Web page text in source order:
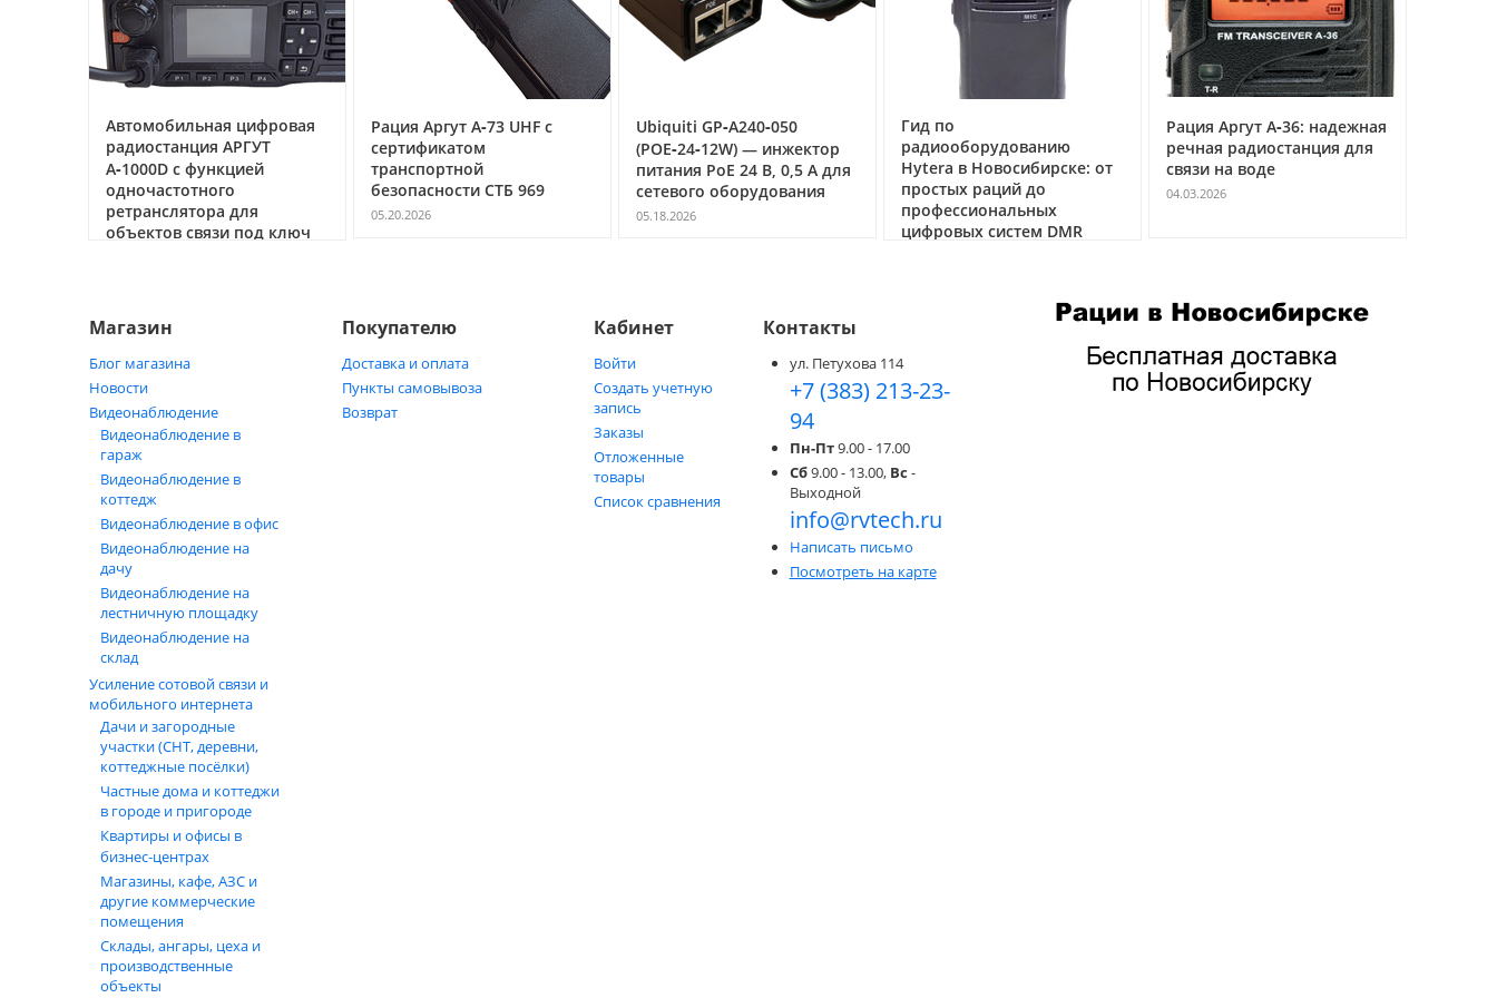
Автомобильная цифровая
радиостанция АРГУТ
А‑1000D с функцией
одночастотного
ретранслятора для
объектов связи под ключ
Рация Аргут А‑73 UHF с
сертификатом
транспортной
безопасности СТБ 969
05.20.2026
Ubiquiti GP‑A240‑050
(POE‑24‑12W) — инжектор
питания PoE 24 В, 0,5 А для
сетевого оборудования
05.18.2026
Гид по
радиооборудованию
Hytera в Новосибирске: от
простых раций до
профессиональных
цифровых систем DMR
Рация Аргут А‑36: надежная
речная радиостанция для
связи на воде
04.03.2026
Магазин
Блог магазина
Новости
Видеонаблюдение
Видеонаблюдение в
гараж
Видеонаблюдение в
коттедж
Видеонаблюдение в офис
Видеонаблюдение на
дачу
Видеонаблюдение на
лестничную площадку
Видеонаблюдение на
склад
Усиление сотовой связи и
мобильного интернета
Дачи и загородные
участки (СНТ, деревни,
коттеджные посёлки)
Частные дома и коттеджи
в городе и пригороде
Квартиры и офисы в
бизнес‑центрах
Магазины, кафе, АЗС и
другие коммерческие
помещения
Склады, ангары, цеха и
производственные
объекты
Покупателю
Доставка и оплата
Пункты самовывоза
Возврат
Кабинет
Войти
Создать учетную
запись
Заказы
Отложенные
товары
Список сравнения
Контакты
ул. Петухова 114
+7 (383) 213-23-
94
Пн-Пт9.00 - 17.00
Сб9.00 - 13.00, Вс -
Выходной
info@rvtech.ru
Написать письмо
Посмотреть на карте